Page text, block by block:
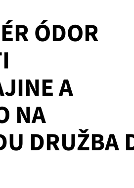
ÓDOR
A
NA
DRUŽBA